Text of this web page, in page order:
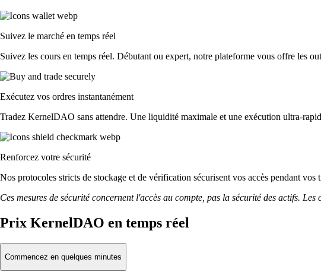
Suivez le marché en temps réel
Suivez les cours en temps réel. Débutant ou expert, notre plateforme vous offre les
Exécutez vos ordres instantanément
Tradez KernelDAO sans attendre. Une liquidité maximale et une exécution ultra-
Renforcez votre sécurité
Nos protocoles stricts de stockage et de vérification sécurisent vos accès pendant
Ces mesures de sécurité concernent l'accès au compte, pas la sécurité des actifs.
Prix KernelDAO en temps réel
Commencez en quelques minutes